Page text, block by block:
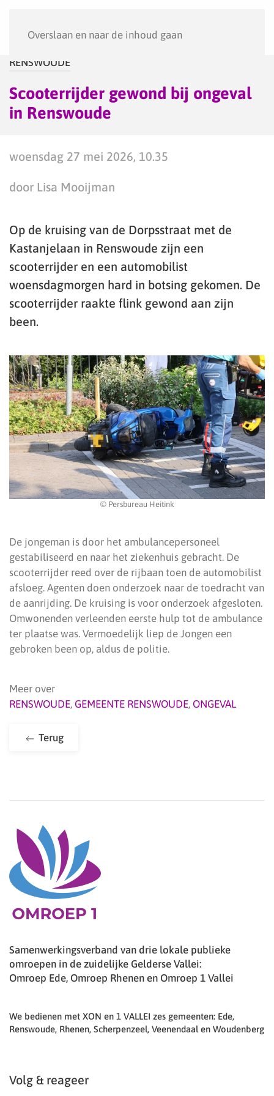
Overslaan en naar de inhoud gaan
RENSWOUDE
Scooterrijder gewond bij ongeval
in Renswoude
woensdag 27 mei 2026, 10.35
door Lisa Mooijman
Op de kruising van de Dorpsstraat met de
Kastanjelaan in Renswoude zijn een
scooterrijder en een automobilist
woensdagmorgen hard in botsing gekomen. De
scooterrijder raakte flink gewond aan zijn
been.
© Persbureau Heitink
De jongeman is door het ambulancepersoneel
gestabiliseerd en naar het ziekenhuis gebracht. De
scooterrijder reed over de rijbaan toen de automobilist
afsloeg. Agenten doen onderzoek naar de toedracht van
de aanrijding. De kruising is voor onderzoek afgesloten.
Omwonenden verleenden eerste hulp tot de ambulance
ter plaatse was. Vermoedelijk liep de Jongen een
gebroken been op, aldus de politie.
Meer over
RENSWOUDE, GEMEENTE RENSWOUDE, ONGEVAL
Terug
Samenwerkingsverband van drie lokale publieke
omroepen in de zuidelijke Gelderse Vallei:
Omroep Ede, Omroep Rhenen en Omroep 1 Vallei
We bedienen met XON en 1 VALLEI zes gemeenten: Ede,
Renswoude, Rhenen, Scherpenzeel, Veenendaal en Woudenberg
Volg & reageer